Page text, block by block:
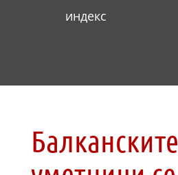
индекс
Балканските